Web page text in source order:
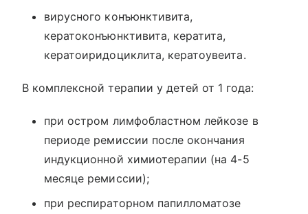
вирусного конъюнктивита,
кератоконъюнктивита, кератита,
кератоиридоциклита, кератоувеита.
В комплексной терапии у детей от 1 года:
при остром лимфобластном лейкозе в
периоде ремиссии после окончания
индукционной химиотерапии (на 4-5
месяце ремиссии);
при респираторном папилломатозе